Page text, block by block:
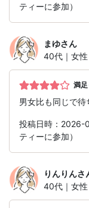
ティーに参加）
まゆさん
40代｜女性
満足
男女比も同じで待
投稿日時：2026-
ティーに参加）
りんりんさ
40代｜女性